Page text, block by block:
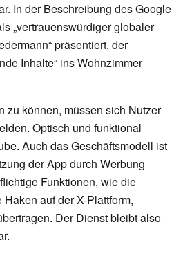
In der Beschreibung des Google
„vertrauenswürdiger globaler
präsentiert, der
Inhalte“ ins Wohnzimmer
zu können, müssen sich Nutzer
Optisch und funktional
Auch das Geschäftsmodell ist
der App durch Werbung
Funktionen, wie die
auf der X-Plattform,
Der Dienst bleibt also